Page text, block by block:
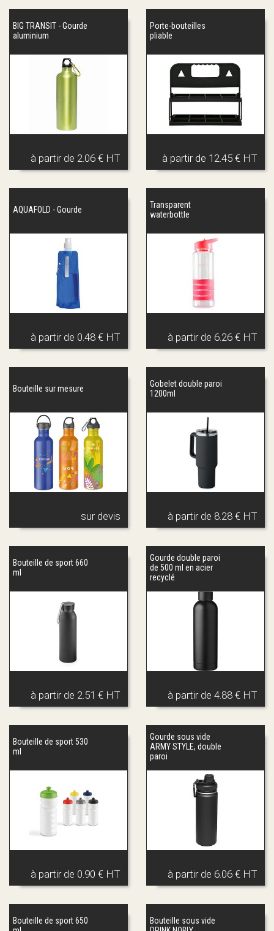
BIG TRANSIT - Gourde
aluminium
à partir de 2.06 € HT
Porte-bouteilles
pliable
à partir de 12.45 € HT
AQUAFOLD - Gourde
à partir de 0.48 € HT
Transparent
waterbottle
à partir de 6.26 € HT
Bouteille sur mesure
sur devis
Gobelet double paroi
1200ml
à partir de 8.28 € HT
Bouteille de sport 660
ml
à partir de 2.51 € HT
Gourde double paroi
de 500 ml en acier
recyclé
à partir de 4.88 € HT
Bouteille de sport 530
ml
à partir de 0.90 € HT
Gourde sous vide
ARMY STYLE, double
paroi
à partir de 6.06 € HT
Bouteille de sport 650
Bouteille sous vide